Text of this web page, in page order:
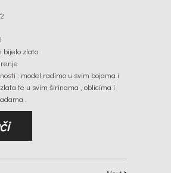
bijelo zlato
: model radimo u svim bojama i
te u svim širinama , oblicima i
.